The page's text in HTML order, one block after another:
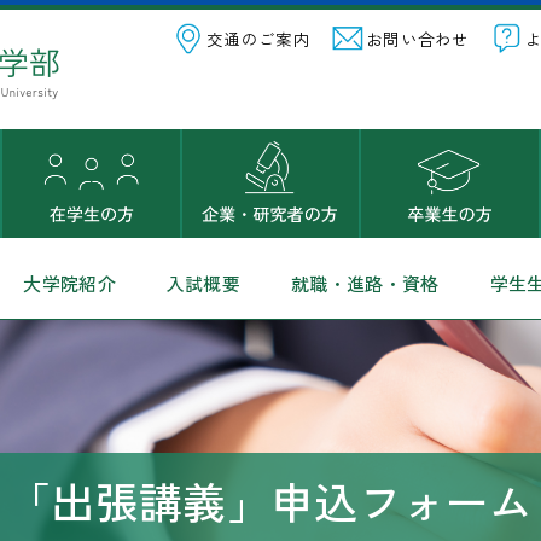
交通のご案内 お問い合わせ
大学院紹介 入試概要 就職・進路・資格 学生
「出張講義」申込フォーム